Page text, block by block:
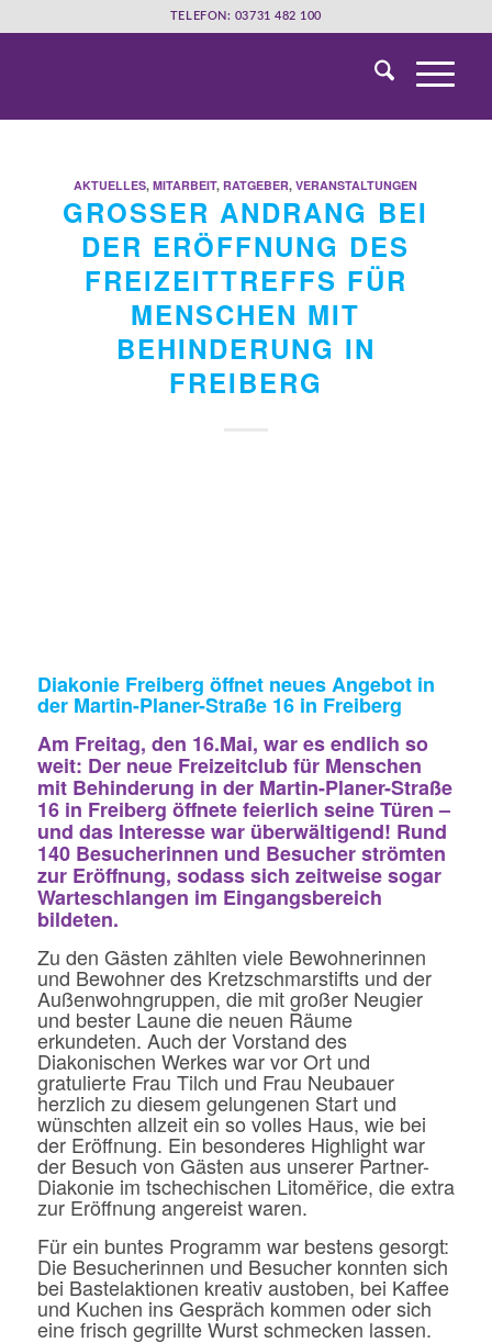
TELEFON: 03731 482 100
AKTUELLES,MITARBEIT,RATGEBER,VERANSTALTUNGEN
GROSSER ANDRANG BEI D
ER ERÖFFNUNG DES F
REIZEITTREFFS FÜR M
ENSCHEN MIT B
EHINDERUNG IN F
REIBERG
Diakonie Freiberg öffnet neues Angebot in
der Martin-Planer-Straße 16 in Freiberg
Am Freitag, den 16.Mai, war es endlich so
weit: Der neue Freizeitclub für Menschen
mit Behinderung in der Martin-Planer-Straße
16 in Freiberg öffnete feierlich seine Türen –
und das Interesse war überwältigend! Rund
140 Besucherinnen und Besucher strömten
zur Eröffnung, sodass sich zeitweise sogar
Warteschlangen im Eingangsbereich
bildeten.
Zu den Gästen zählten viele Bewohnerinnen
und Bewohner des Kretzschmarstifts und der
Außenwohngruppen, die mit großer Neugier
und bester Laune die neuen Räume
erkundeten. Auch der Vorstand des
Diakonischen Werkes war vor Ort und
gratulierte Frau Tilch und Frau Neubauer
herzlich zu diesem gelungenen Start und
wünschten allzeit ein so volles Haus, wie bei
der Eröffnung. Ein besonderes Highlight war
der Besuch von Gästen aus unserer Partner-
Diakonie im tschechischen Litoměřice, die extra
zur Eröffnung angereist waren.
Für ein buntes Programm war bestens gesorgt:
Die Besucherinnen und Besucher konnten sich
bei Bastelaktionen kreativ austoben, bei Kaffee
und Kuchen ins Gespräch kommen oder sich
eine frisch gegrillte Wurst schmecken lassen.